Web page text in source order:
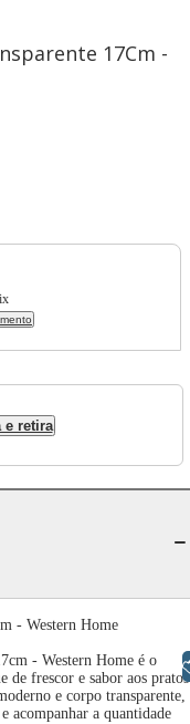
17Cm -
e retira
- Western Home
- Western Home é o
de frescor e sabor aos pratos
e corpo transparente,
acompanhar a quantidade
Libras